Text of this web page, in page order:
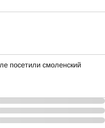
посетили смоленский